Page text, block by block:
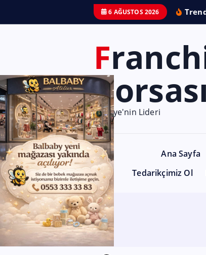
6 AĞUSTOS 2026
Franchise
Borsası
Türkiye'nin Lideri
Ana Sayfa
Tedarikçimiz Ol